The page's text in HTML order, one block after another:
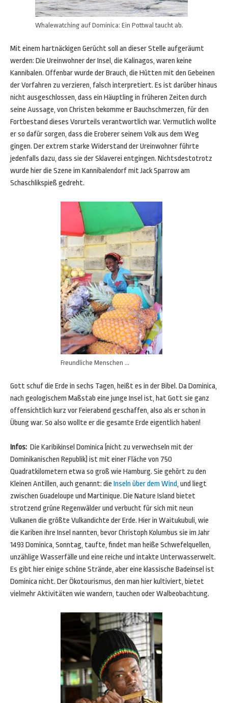
Whalewatching auf Dominica: Ein Pottwal taucht ab.
Mit einem hartnäckigen Gerücht soll an dieser Stelle aufgeräumt
werden: Die Ureinwohner der Insel, die Kalinagos, waren keine
Kannibalen. Offenbar wurde der Brauch, die Hütten mit den Gebeinen
der Vorfahren zu verzieren, falsch interpretiert. Es ist darüber hinaus
nicht ausgeschlossen, dass ein Häuptling in früheren Zeiten durch
seine Aussage, von Christen bekomme er Bauchschmerzen, für den
Fortbestand dieses Vorurteils verantwortlich war. Vermutlich wollte
er so dafür sorgen, dass die Eroberer seinem Volk aus dem Weg
gingen. Der extrem starke Widerstand der Ureinwohner führte
jedenfalls dazu, dass sie der Sklaverei entgingen. Nichtsdestotrotz
wurde hier die Szene im Kannibalendorf mit Jack Sparrow am
Schaschlikspieß gedreht.
Freundliche Menschen …
Gott schuf die Erde in sechs Tagen, heißt es in der Bibel. Da Dominica,
nach geologischem Maßstab eine junge Insel ist, hat Gott sie ganz
offensichtlich kurz vor Feierabend geschaffen, also als er schon in
Übung war. So also wollte er die gesamte Erde eigentlich haben!
Infos: Die Karibikinsel Dominica (nicht zu verwechseln mit der
Dominikanischen Republik) ist mit einer Fläche von 750
Quadratkilometern etwa so groß wie Hamburg. Sie gehört zu den
Kleinen Antillen, auch genannt: die Inseln über dem Wind, und liegt
zwischen Guadeloupe und Martinique. Die Nature Island bietet
strotzend grüne Regenwälder und verbucht für sich mit neun
Vulkanen die größte Vulkandichte der Erde. Hier in Waitukubuli, wie
die Kariben ihre Insel nannten, bevor Christoph Kolumbus sie im Jahr
1493 Dominica, Sonntag, taufte, findet man heiße Schwefelquellen,
unzählige Wasserfälle und eine reiche und intakte Unterwasserwelt.
Es gibt hier einige schöne Strände, aber eine klassische Badeinsel ist
Dominica nicht. Der Ökotourismus, den man hier kultiviert, bietet
vielmehr Aktivitäten wie wandern, tauchen oder Walbeobachtung.